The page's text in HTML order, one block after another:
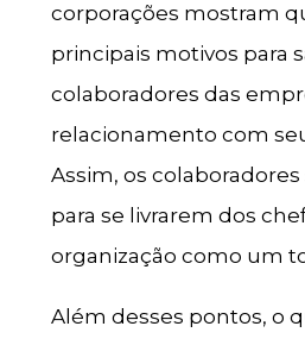
corporações mostram
principais motivos para
colaboradores das
relacionamento com
Assim, os
para se livrarem dos
organização como um
Além desses pontos, o